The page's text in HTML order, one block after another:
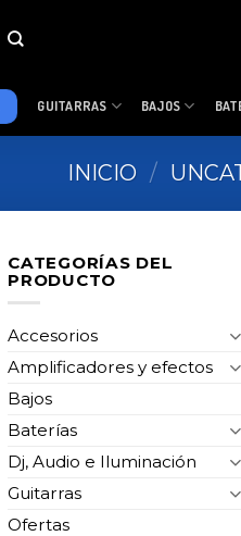
GUITARRAS BAJOS
INICIO /
CATEGORÍAS DEL
PRODUCTO
Accesorios
Amplificadores y efectos
Bajos
Baterías
Dj, Audio e Iluminación
Guitarras
Ofertas